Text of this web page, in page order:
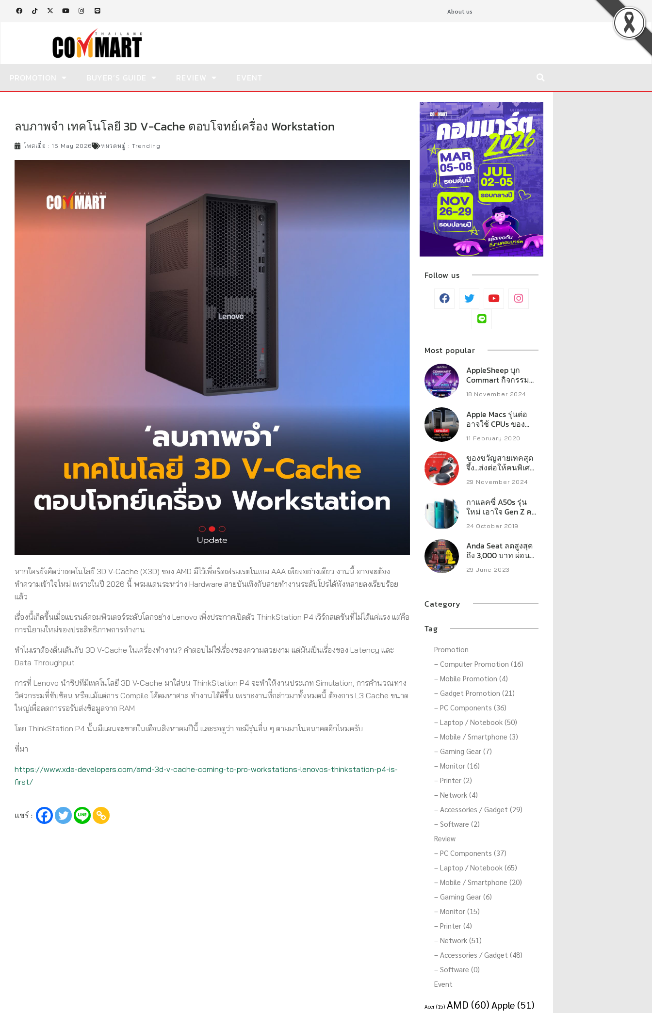
About us
ลบภาพจำ เทคโนโลยี 3D V-Cache ตอบโจทย์เครื่อง Workstation
โพสเมื่อ : 15 May 2026 หมวดหมู่ : Trending
หากใครยังคิดว่าเทคโนโลยี 3D V-Cache (X3D) ของ AMD มีไว้เพื่อรีดเฟรมเรตในเกม AAA เพียงอย่างเดียว งานนี้ อาจจะต้อง
ทำความเข้าใจใหม่ เพราะในปี 2026 นี้ พรมแดนระหว่าง Hardware สายบันเทิงกับสายทำงานระดับโปรได้พังทลายลงเรียบร้อย
แล้ว
เรื่องนี้เกิดขึ้นเมื่อแบรนด์คอมพิวเตอร์ระดับโลกอย่าง Lenovo เพิ่งประกาศเปิดตัว ThinkStation P4 เวิร์กสเตชันที่ไม่ได้แค่แรง แต่คือ
การนิยามใหม่ของประสิทธิภาพการทำงาน
ทำไมเราต้องตื่นเต้นกับ 3D V-Cache ในเครื่องทำงาน? คำตอบไม่ใช่เรื่องของความสวยงาม แต่มันเป็นเรื่องของ Latency และ
Data Throughput
การที่ Lenovo นำชิปทีมีเทคโนโลยี 3D V-Cache มาใส่บน ThinkStation P4 จะทำให้งานประเภท Simulation, การคำนวณทาง
วิศวกรรมที่ซับซ้อน หรือแม้แต่การ Compile โค้ดมหาศาล ทำงานได้ดีขึ้น เพราะงานที่กล่าวมาทั้งหมดนี้ ต้องการ L3 Cache ขนาด
ใหญ่เพื่อลดการรอรับส่งข้อมูลจาก RAM
โดย ThinkStation P4 นั้นมีแผนจะขายในเดือนสิงหาคมปีนี้ และรอดูว่า จะมีรุ่นอื่น ๆ ตามมาในอนาคตอีกไหมครับ
ที่มา
https://www.xda-developers.com/amd-3d-v-cache-coming-to-pro-workstations-lenovos-thinkstation-p4-is-
first/
แชร์ :
Follow us
Most popular
AppleSheep บุก
Commart กิจกรรม
มากมาย พร้อมรวม
ของแจกหลักหมื่น
18 November 2024
Apple Macs รุ่นต่อ
อาจใช้ CPUs ของ
11 February 2020
ของขวัญสายเทคสุด
จึ้ง…ส่งต่อให้คนพิเศษ
ในลิสต์คุณ เวสเทิร์น
ดิจิตอล เปิดลิสต์
สตอเรจประสิทธิภาพ
สูงที่พร้อมเสริ์ฟทุก
ความต้องการของครี
เอเตอร์ เกมเมอร์ และ
29 November 2024
กาแลคซี่ A50s รุ่น
ใหม่ เอาใจ Gen Z คน
24 October 2019
Anda Seat ลดสูงสุด
ถึง 3,000 บาท ผ่อน
จ่ายเริ่มต้น 499 บาท
ต่อเดือน
29 June 2023
Category
Tag
Promotion
– Computer Promotion (16)
– Mobile Promotion (4)
– Gadget Promotion (21)
– PC Components (36)
– Laptop / Notebook (50)
– Mobile / Smartphone (3)
– Gaming Gear (7)
– Monitor (16)
– Printer (2)
– Network (4)
– Accessories / Gadget (29)
– Software (2)
Review
– PC Components (37)
– Laptop / Notebook (65)
– Mobile / Smartphone (20)
– Gaming Gear (6)
– Monitor (15)
– Printer (4)
– Network (51)
– Accessories / Gadget (48)
– Software (0)
Event
Acer (15) AMD (60)Apple (51)